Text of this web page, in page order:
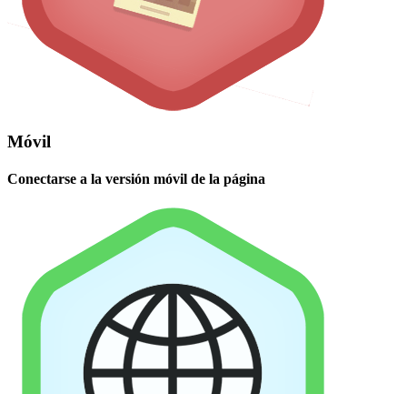
Móvil
Conectarse a la versión móvil de la página